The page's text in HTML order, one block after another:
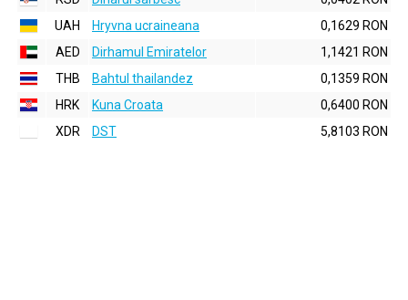
UAH
Hryvna ucraineana
0,1629 RON
AED
Dirhamul Emiratelor
1,1421 RON
THB
Bahtul thailandez
0,1359 RON
HRK
Kuna Croata
0,6400 RON
XDR
DST 5,8103 RON